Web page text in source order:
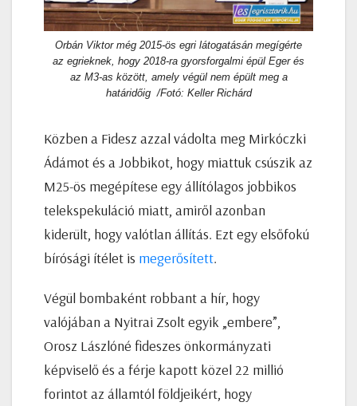
Orbán Viktor még 2015-ös egri látogatásán megígérte
az egrieknek, hogy 2018-ra gyorsforgalmi épül Eger és
az M3-as között, amely végül nem épült meg a
határidőig /Fotó: Keller Richárd
Közben a Fidesz azzal vádolta meg Mirkóczki
Ádámot és a Jobbikot, hogy miattuk csúszik az
M25-ös megépítese egy állítólagos jobbikos
telekspekuláció miatt, amiről azonban
kiderült, hogy valótlan állítás. Ezt egy elsőfokú
bírósági ítélet is megerősített.
Végül bombaként robbant a hír, hogy
valójában a Nyitrai Zsolt egyik „embere”,
Orosz Lászlóné fideszes önkormányzati
képviselő és a férje kapott közel 22 millió
forintot az államtól földjeikért, hogy